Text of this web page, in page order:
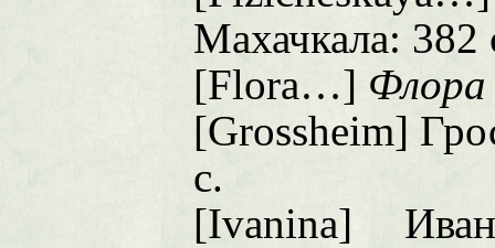
Махачкала: 382
[Flora…]
[Grossheim]
с.
[Ivanina]